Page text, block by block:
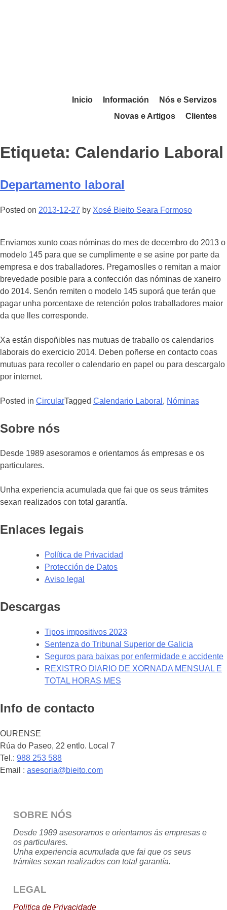
Inicio Información
Nós e Servizos
Novas e Artigos
Clientes
Etiqueta: Calendario Laboral
Departamento laboral
Posted on 2013-12-27 by Xosé Bieito Seara Formoso
Enviamos xunto coas nóminas do mes de decembro do 2013 o
modelo 145 para que se cumplimente e se asine por parte da
empresa e dos traballadores. Pregamoslles o remitan a maior
brevedade posible para a confección das nóminas de xaneiro
do 2014. Senón remiten o modelo 145 suporá que terán que
pagar unha porcentaxe de retención polos traballadores maior
da que lles corresponde.
Xa están dispoñibles nas mutuas de traballo os calendarios
laborais do exercicio 2014. Deben poñerse en contacto coas
mutuas para recoller o calendario en papel ou para descargalo
por internet.
Posted in CircularTagged Calendario Laboral , Nóminas
Sobre nós
Desde 1989 asesoramos e orientamos ás empresas e os
particulares.
Unha experiencia acumulada que fai que os seus trámites
sexan realizados con total garantía.
Enlaces legais
Política de Privacidad
Protección de Datos
Aviso legal
Descargas
Tipos impositivos 2023
Sentenza do Tribunal Superior de Galicia
Seguros para baixas por enfermidade e accidente
REXISTRO DIARIO DE XORNADA MENSUAL E
TOTAL HORAS MES
Info de contacto
OURENSE
Rúa do Paseo, 22 entlo. Local 7
Tel.: 988 253 588
Email : asesoria@bieito.com
SOBRE NÓS
Desde 1989 asesoramos e orientamos ás empresas e
os particulares.
Unha experiencia acumulada que fai que os seus
trámites sexan realizados con total garantía.
LEGAL
Politica de Privacidade